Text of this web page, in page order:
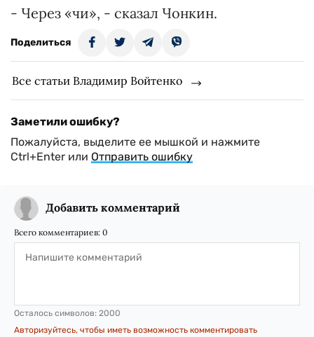
- Через «чи», - сказал Чонкин.
Поделиться
Все статьи Владимир Войтенко
Заметили ошибку?
Пожалуйста, выделите ее мышкой и нажмите
Ctrl+Enter или Отправить ошибку
Добавить комментарий
Всего комментариев: 0
Осталось символов: 2000
Авторизуйтесь, чтобы иметь возможность комментировать